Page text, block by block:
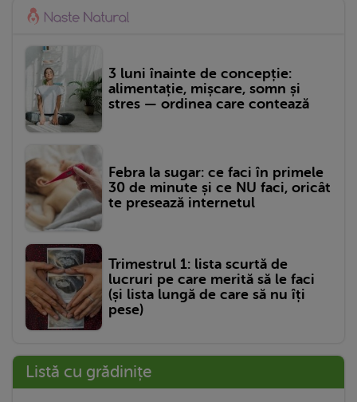
3 luni înainte de concepție:
alimentație, mișcare, somn și
stres — ordinea care contează
Febra la sugar: ce faci în primele
30 de minute și ce NU faci, oricât
te presează internetul
Trimestrul 1: lista scurtă de
lucruri pe care merită să le faci
(și lista lungă de care să nu îți
pese)
Listă cu grădinițe